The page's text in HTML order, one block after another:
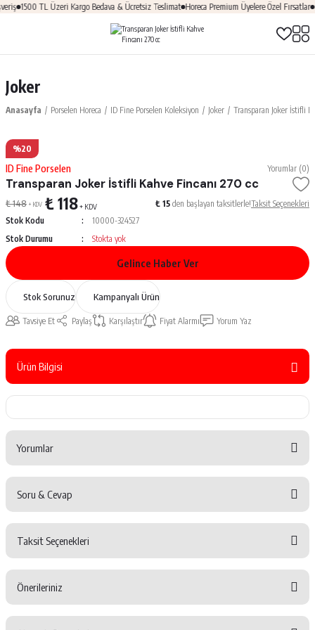
1500 TL Üzeri Kargo Bedava & Ücretsiz Teslimat Horeca Premium Üyelere Özel Fırsatlar
Joker
Anasayfa Porselen Horeca ID Fine Porselen Koleksiyon Joker Transparan Joker İstifli
%20
ID Fine Porselen Yorumlar (0)
Transparan Joker İstifli Kahve Fincanı 270 cc
₺ 148 + KDV ₺ 118+ KDV ₺ 15 den başlayan taksitlerle!Taksit Seçenekleri
Stok Kodu
10000-324527
Stok Durumu
Stokta yok
Gelince Haber Ver
Stok Sorunuz Kampanyalı Ürün
Tavsiye Et Paylaş Karşılaştır Fiyat Alarmı Yorum Yaz
Ürün Bilgisi
Yorumlar
Yorum Yaz
Soru & Cevap
Soru Sor
Taksit Seçenekleri
Önerileriniz